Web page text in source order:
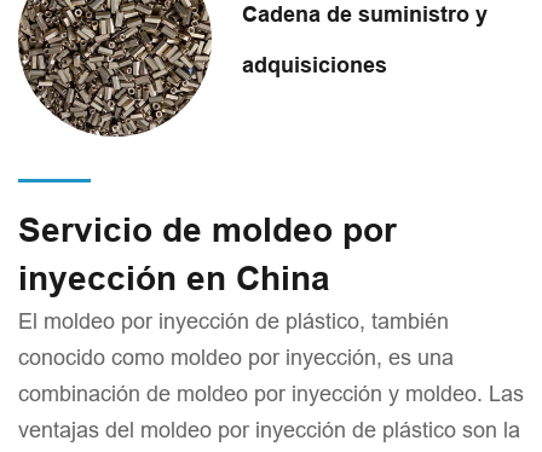
Cadena de suministro y
adquisiciones
Servicio de moldeo por
inyección en China
El moldeo por inyección de plástico, también
conocido como moldeo por inyección, es una
combinación de moldeo por inyección y moldeo. Las
ventajas del moldeo por inyección de plástico son la